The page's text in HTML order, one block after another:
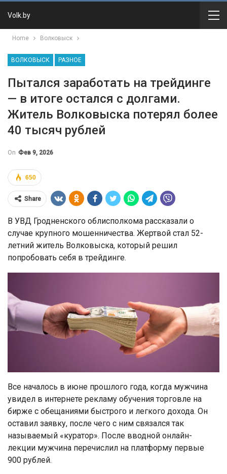
Volk.by
Home Волковыск
ВОЛКОВЫСК РАЗНОЕ
Пытался заработать на трейдинге
— в итоге остался с долгами.
Житель Волковыска потерял более
40 тысяч рублей
On Фев 9, 2026
650
Share
В УВД Гродненского облисполкома рассказали о
случае крупного мошенничества. Жертвой стал 52-
летний житель Волковыска, который решил
попробовать себя в трейдинге.
Все началось в июне прошлого года, когда мужчина
увидел в интернете рекламу обучения торговле на
бирже с обещаниями быстрого и легкого дохода. Он
оставил заявку, после чего с ним связался так
называемый «куратор». После вводной онлайн-
лекции мужчина перечислил на платформу первые
900 рублей.